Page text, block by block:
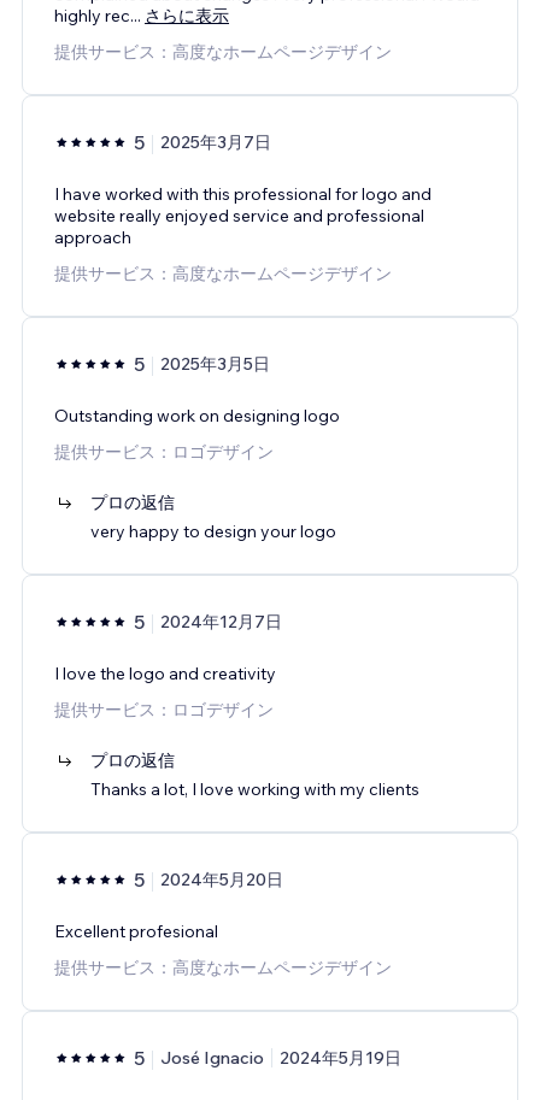
highly rec... さらに表示
提供サービス：高度なホームページデザイン
5 2025年3月7日
I have worked with this professional for logo and
website really enjoyed service and professional
approach
提供サービス：高度なホームページデザイン
5 2025年3月5日
Outstanding work on designing logo
提供サービス：ロゴデザイン
プロの返信
very happy to design your logo
5 2024年12月7日
I love the logo and creativity
提供サービス：ロゴデザイン
プロの返信
Thanks a lot, I love working with my clients
5 2024年5月20日
Excellent profesional
提供サービス：高度なホームページデザイン
5 José Ignacio 2024年5月19日